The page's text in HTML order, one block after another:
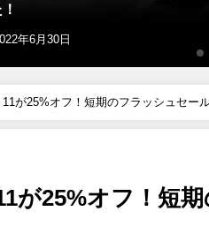
Proは無償に！
年4月19日
11が25%オフ！短期のフラッシュセー
が25%オフ！短